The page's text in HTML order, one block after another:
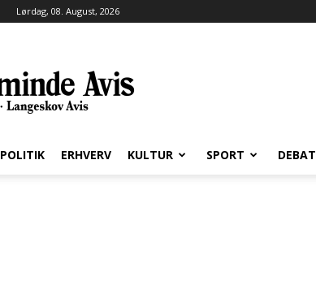
Lørdag, 08. August, 2026
POLITIK ERHVERV KULTUR SPORT DEBAT